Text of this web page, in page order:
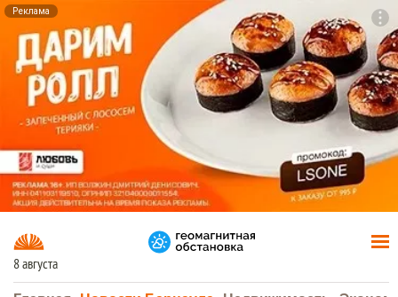
Реклама
8 августа